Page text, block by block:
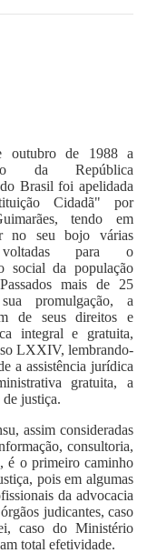
outubro de 1988 a
da República
Brasil foi apelidada
Cidadã" por
tendo em
no seu bojo várias
para o
social da população
mais de 25
promulgação, a
de seus direitos e
integral e gratuita,
LXXIV, lembrando-
a assistência jurídica
gratuita, a
justiça.
assim consideradas
consultoria,
é o primeiro caminho
pois em algumas
da advocacia
judicantes, caso
caso do Ministério
total efetividade.